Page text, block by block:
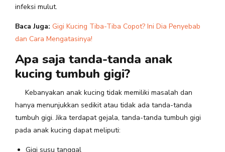
infeksi mulut.
Baca Juga: Gigi Kucing Tiba-Tiba Copot? Ini Dia Penyebab
dan Cara Mengatasinya!
Apa saja tanda-tanda anak
kucing tumbuh gigi?
Kebanyakan anak kucing tidak memiliki masalah dan
hanya menunjukkan sedikit atau tidak ada tanda-tanda
tumbuh gigi. Jika terdapat gejala, tanda-tanda tumbuh gigi
pada anak kucing dapat meliputi:
Gigi susu tanggal